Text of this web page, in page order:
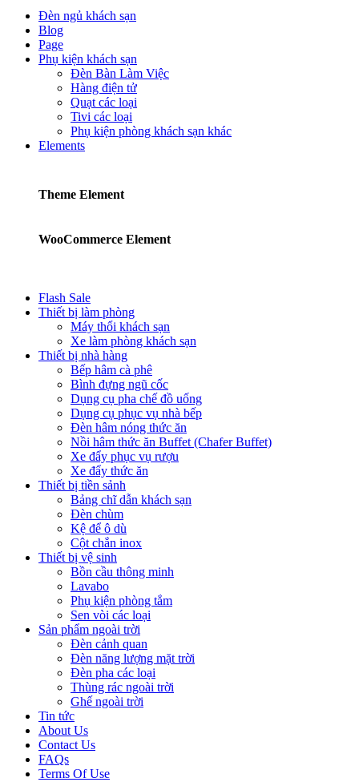
Đèn ngủ khách sạn
Blog
Page
Phụ kiện khách sạn
Đèn Bàn Làm Việc
Hàng điện tử
Quạt các loại
Tivi các loại
Phụ kiện phòng khách sạn khác
Elements
Theme Element
WooCommerce Element
Flash Sale
Thiết bị làm phòng
Máy thổi khách sạn
Xe làm phòng khách sạn
Thiết bị nhà hàng
Bếp hâm cà phê
Bình đựng ngũ cốc
Dụng cụ pha chế đồ uống
Dụng cụ phục vụ nhà bếp
Đèn hâm nóng thức ăn
Nồi hâm thức ăn Buffet (Chafer Buffet)
Xe đẩy phục vụ rượu
Xe đẩy thức ăn
Thiết bị tiền sảnh
Bảng chĩ dẫn khách sạn
Đèn chùm
Kệ để ô dù
Cột chắn inox
Thiết bị vệ sinh
Bồn cầu thông minh
Lavabo
Phụ kiện phòng tắm
Sen vòi các loại
Sản phẩm ngoài trời
Đèn cảnh quan
Đèn năng lượng mặt trời
Đèn pha các loại
Thùng rác ngoài trời
Ghế ngoài trời
Tin tức
About Us
Contact Us
FAQs
Terms Of Use